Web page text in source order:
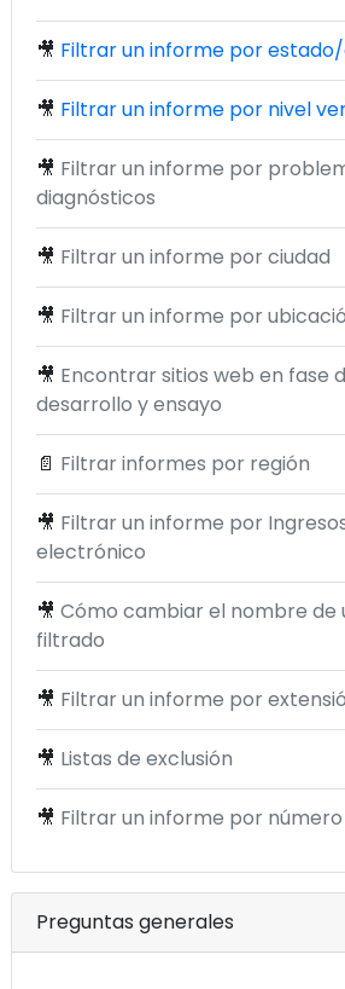
🎥 Filtrar un informe por
🎥 Filtrar un informe por nivel
🎥 Filtrar un informe por
diagnósticos
🎥 Filtrar un informe por ciudad
🎥 Filtrar un informe por
🎥 Encontrar sitios web en fase
desarrollo y ensayo
📄 Filtrar informes por región
🎥 Filtrar un informe por
electrónico
🎥 Cómo cambiar el nombre de
filtrado
🎥 Filtrar un informe por
🎥 Listas de exclusión
🎥 Filtrar un informe por
Preguntas generales